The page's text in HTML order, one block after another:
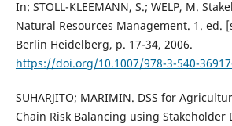
In: STOLL-KLEEMANN, S.; WELP, M.
Natural Resources Management. 1. ed.
Berlin Heidelberg, p. 17-34, 2006.
https://doi.org/10.1007/978-3-540-
SUHARJITO; MARIMIN. DSS for
Chain Risk Balancing using Stakeholder